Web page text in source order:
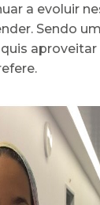
a evoluir
Sendo
aproveitar